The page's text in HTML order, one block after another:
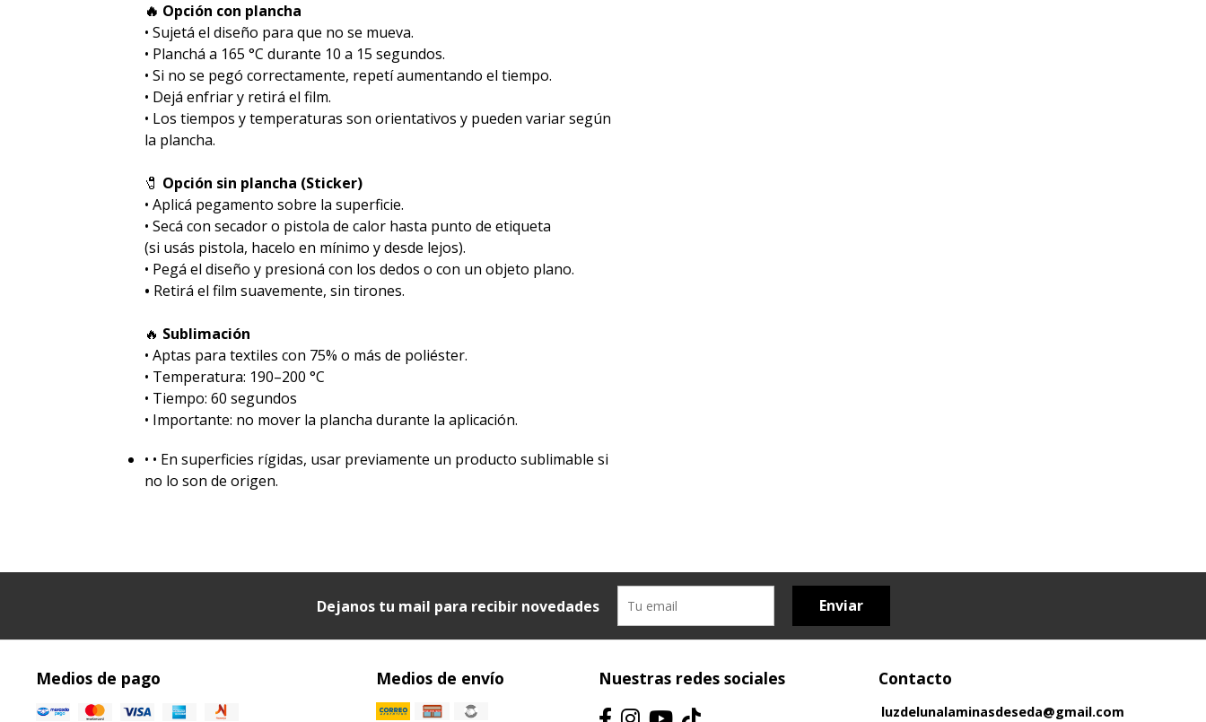
🔥 Opción con plancha
• Sujetá el diseño para que no se mueva.
• Planchá a 165 °C durante 10 a 15 segundos.
• Si no se pegó correctamente, repetí aumentando el tiempo.
• Dejá enfriar y retirá el film.
• Los tiempos y temperaturas son orientativos y pueden variar según
la plancha.
🧷 Opción sin plancha (Sticker)
• Aplicá pegamento sobre la superficie.
• Secá con secador o pistola de calor hasta punto de etiqueta
(si usás pistola, hacelo en mínimo y desde lejos).
• Pegá el diseño y presioná con los dedos o con un objeto plano.
• Retirá el film suavemente, sin tirones.
🔥 Sublimación
•⁠ ⁠Aptas para textiles con 75% o más de poliéster.
•⁠ ⁠Temperatura: 190–200 °C
•⁠ ⁠Tiempo: 60 segundos
•⁠ ⁠Importante: no mover la plancha durante la aplicación.
•⁠ ⁠• En superficies rígidas, usar previamente un producto sublimable si
no lo son de origen.
Dejanos tu mail para recibir novedades Enviar
Medios de pago Medios de envío Nuestras redes sociales Contacto
luzdelunalaminasdeseda@gmail.com